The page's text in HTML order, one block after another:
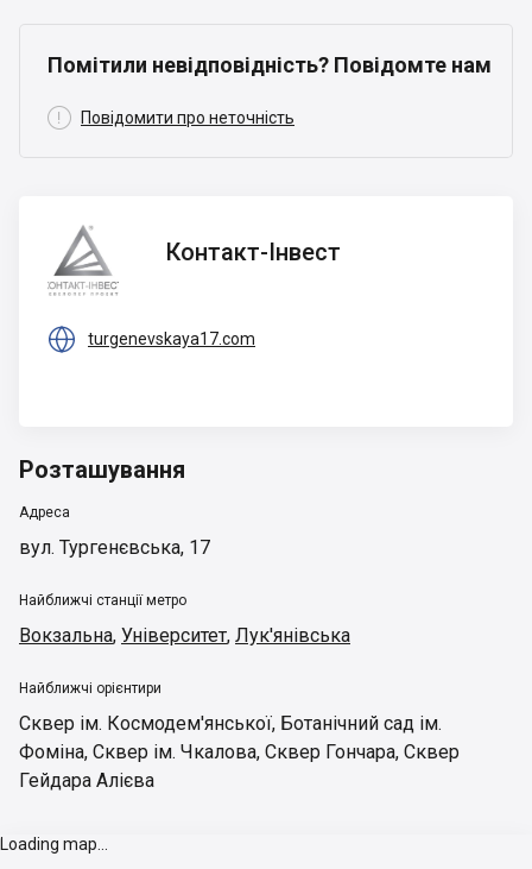
Помітили невідповідність? Повідомте нам
 Повідомити про неточність
Контакт-
Інвест
Контакт-Інвест
 turgenevskaya17.com
Розташування
Адреса
вул. Тургенєвська, 17
Найближчі станції метро
Вокзальна, Університет, Лук'янівська
Найближчі орієнтири
Сквер ім. Космодем'янської, Ботанічний сад ім.
Фоміна, Сквер ім. Чкалова, Сквер Гончара, Сквер
Гейдара Алієва
Loading map...